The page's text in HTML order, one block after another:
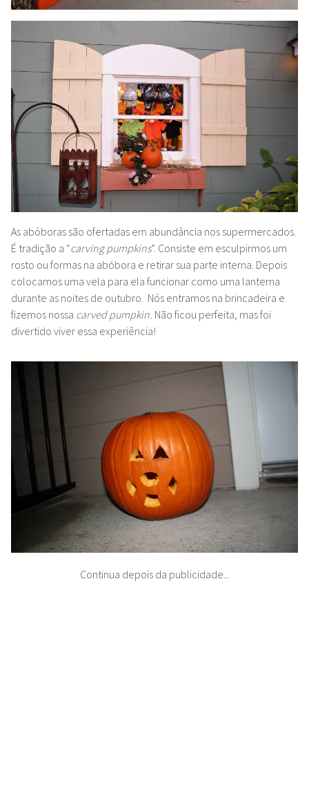
As abóboras são ofertadas em abundância nos supermercados.
É tradição a “carving pumpkins”. Consiste em esculpirmos um
rosto ou formas na abóbora e retirar sua parte interna. Depois
colocamos uma vela para ela funcionar como uma lanterna
durante as noites de outubro. Nós entramos na brincadeira e
fizemos nossa carved pumpkin. Não ficou perfeita, mas foi
divertido viver essa experiência!
Continua depois da publicidade...